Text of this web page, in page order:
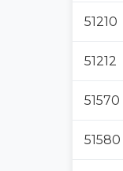
51210
51212
51570
51580